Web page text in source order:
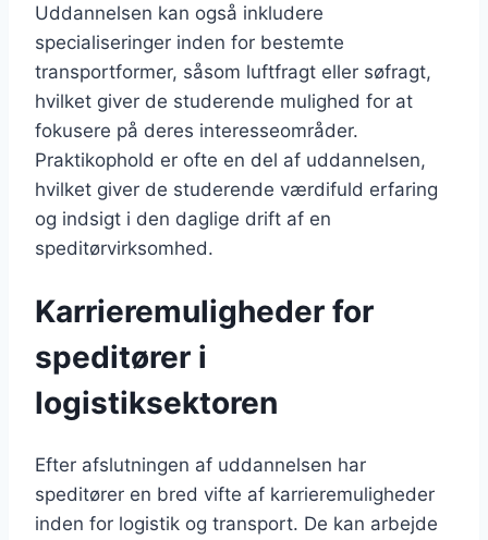
Uddannelsen kan også inkludere
specialiseringer inden for bestemte
transportformer, såsom luftfragt eller søfragt,
hvilket giver de studerende mulighed for at
fokusere på deres interesseområder.
Praktikophold er ofte en del af uddannelsen,
hvilket giver de studerende værdifuld erfaring
og indsigt i den daglige drift af en
speditørvirksomhed.
Karrieremuligheder for
speditører i
logistiksektoren
Efter afslutningen af uddannelsen har
speditører en bred vifte af karrieremuligheder
inden for logistik og transport. De kan arbejde